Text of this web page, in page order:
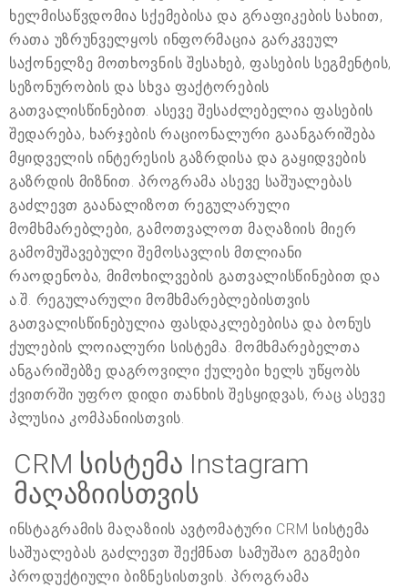
ხელმისაწვდომია სქემებისა და გრაფიკების სახით,
რათა უზრუნველყოს ინფორმაცია გარკვეულ
საქონელზე მოთხოვნის შესახებ, ფასების სეგმენტის,
სეზონურობის და სხვა ფაქტორების
გათვალისწინებით. ასევე შესაძლებელია ფასების
შედარება, ხარჯების რაციონალური გაანგარიშება
მყიდველის ინტერესის გაზრდისა და გაყიდვების
გაზრდის მიზნით. პროგრამა ასევე საშუალებას
გაძლევთ გაანალიზოთ რეგულარული
მომხმარებლები, გამოთვალოთ მაღაზიის მიერ
გამომუშავებული შემოსავლის მთლიანი
რაოდენობა, მიმოხილვების გათვალისწინებით და
ა.შ. რეგულარული მომხმარებლებისთვის
გათვალისწინებულია ფასდაკლებებისა და ბონუს
ქულების ლოიალური სისტემა. მომხმარებელთა
ანგარიშებზე დაგროვილი ქულები ხელს უწყობს
ქვითრში უფრო დიდი თანხის შესყიდვას, რაც ასევე
პლუსია კომპანიისთვის.
CRM სისტემა Instagram
მაღაზიისთვის
ინსტაგრამის მაღაზიის ავტომატური CRM სისტემა
საშუალებას გაძლევთ შექმნათ სამუშაო გეგმები
პროდუქტიული ბიზნესისთვის. პროგრამა